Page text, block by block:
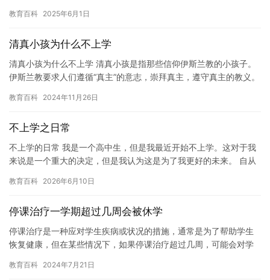
教育百科 2025年6月1日
清真小孩为什么不上学
清真小孩为什么不上学 清真小孩是指那些信仰伊斯兰教的小孩子。
伊斯兰教要求人们遵循“真主”的意志，崇拜真主，遵守真主的教义。
教育百科 2024年11月26日
不上学之日常
不上学的日常 我是一个高中生，但是我最近开始不上学。这对于我
来说是一个重大的决定，但是我认为这是为了我更好的未来。 自从
耍…
教育百科 2026年6月10日
停课治疗一学期超过几周会被休学
停课治疗是一种应对学生疾病或状况的措施，通常是为了帮助学生
恢复健康，但在某些情况下，如果停课治疗超过几周，可能会对学
康状况…
教育百科 2024年7月21日